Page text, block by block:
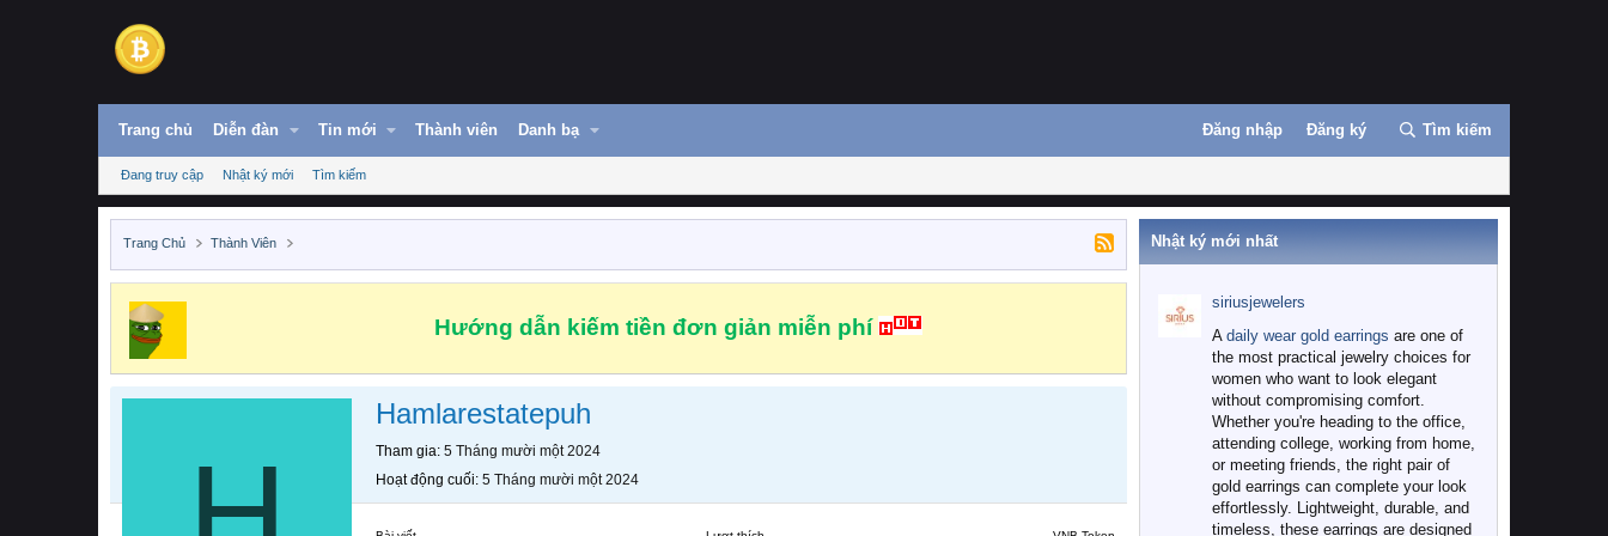
Trang chủ Diễn đàn Tin mới Thành viên Danh bạ Đăng nhập Đăng ký Tìm kiếm
Đang truy cập Nhật ký mới Tìm kiếm
Trang Chủ Thành Viên
Hướng dẫn kiếm tiền đơn giản miễn phí
Hamlarestatepuh
Tham gia 5 Tháng mười một 2024
Hoạt động cuối 5 Tháng mười một 2024
Nhật ký mới nhất
siriusjewelers
A daily wear gold earrings are one of
the most practical jewelry choices for
women who want to look elegant
without compromising comfort.
Whether you're heading to the office,
attending college, working from home,
or meeting friends, the right pair of
gold earrings can complete your look
effortlessly. Lightweight, durable, and
timeless, these earrings are designed